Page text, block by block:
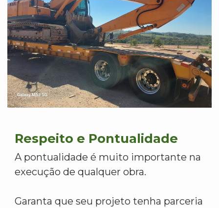
Respeito e Pontualidade
A pontualidade é muito importante na
execução de qualquer obra.
Garanta que seu projeto tenha parceria